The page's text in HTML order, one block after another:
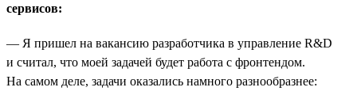
сервисов:
— Я пришел на вакансию разработчика в управление R&D
и считал, что моей задачей будет работа с фронтендом.
На самом деле, задачи оказались намного разнообразнее: